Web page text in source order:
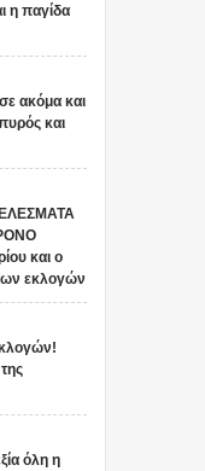
η παγίδα
ακόμα και
και
και ο
εκλογών
όλη η